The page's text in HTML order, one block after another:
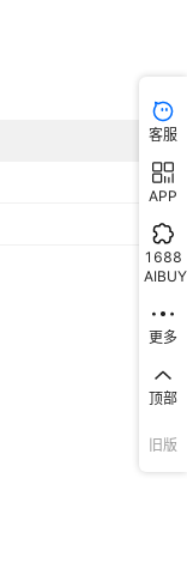
客服
APP
1688
AIBUY
更多
顶部
旧版